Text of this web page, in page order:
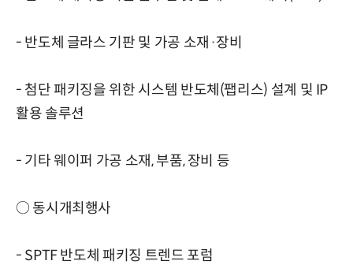
- 반도체 글라스 기판 및 가공 소재·장비
- 첨단 패키징을 위한 시스템 반도체(팹리스) 설계 및 IP
활용 솔루션
- 기타 웨이퍼 가공 소재, 부품, 장비 등
○ 동시개최행사
- SPTF 반도체 패키징 트렌드 포럼